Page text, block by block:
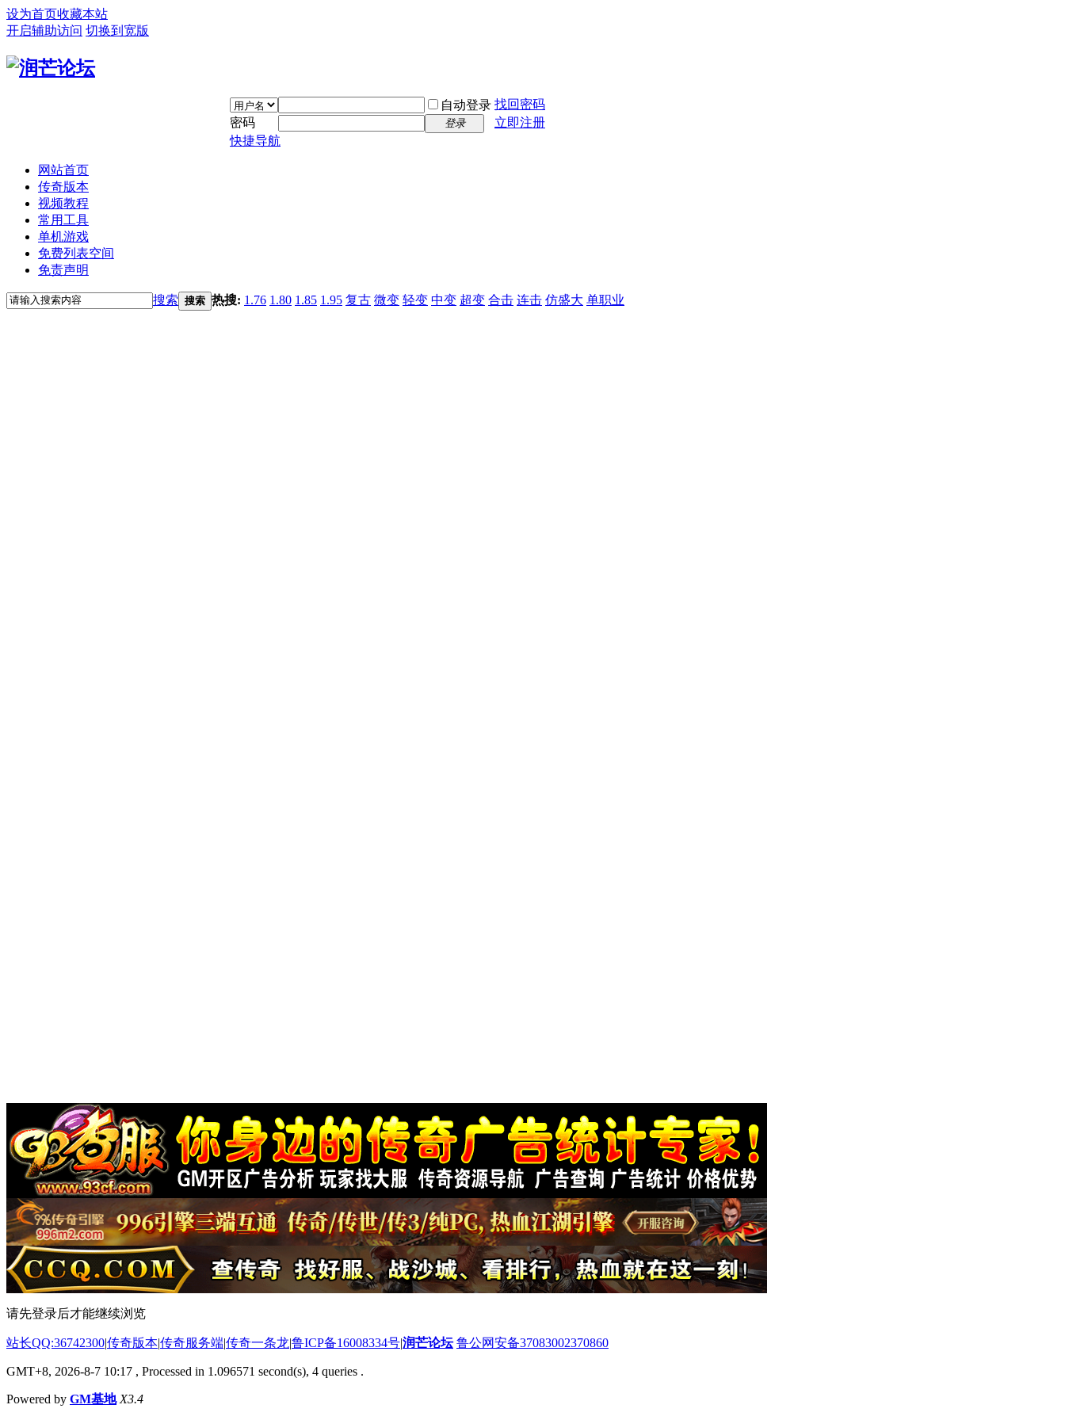
设为首页收藏本站
开启辅助访问 切换到宽版
自动登录 找回密码
密码
登录
立即注册
快捷导航
网站首页
传奇版本
视频教程
常用工具
单机游戏
免费列表空间
免责声明
搜索 搜索 热搜: 1.76 1.80 1.85 1.95 复古 微变 轻变 中变 超变 合击 连击 仿盛大 单职业
请先登录后才能继续浏览
站长QQ:36742300|传奇版本|传奇服务端|传奇一条龙|鲁ICP备16008334号|润芒论坛 鲁公网安备37083002370860
GMT+8, 2026-8-7 10:17 , Processed in 1.096571 second(s), 4 queries .
Powered by GM基地 X3.4